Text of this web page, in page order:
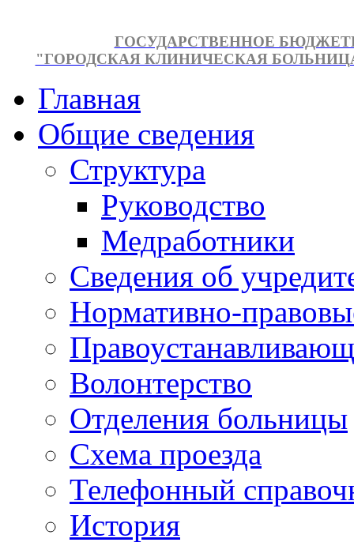
ГОСУДАРСТВЕННОЕ
"ГОРОДСКАЯ КЛИНИЧЕСКАЯ
Главная
Общие сведения
Структура
Руководство
Медработники
Сведения об
Нормативно-
Волонтерство
Отделения больницы
Схема проезда
Телефонный
История